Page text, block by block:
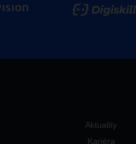
Aktuality
Kariéra